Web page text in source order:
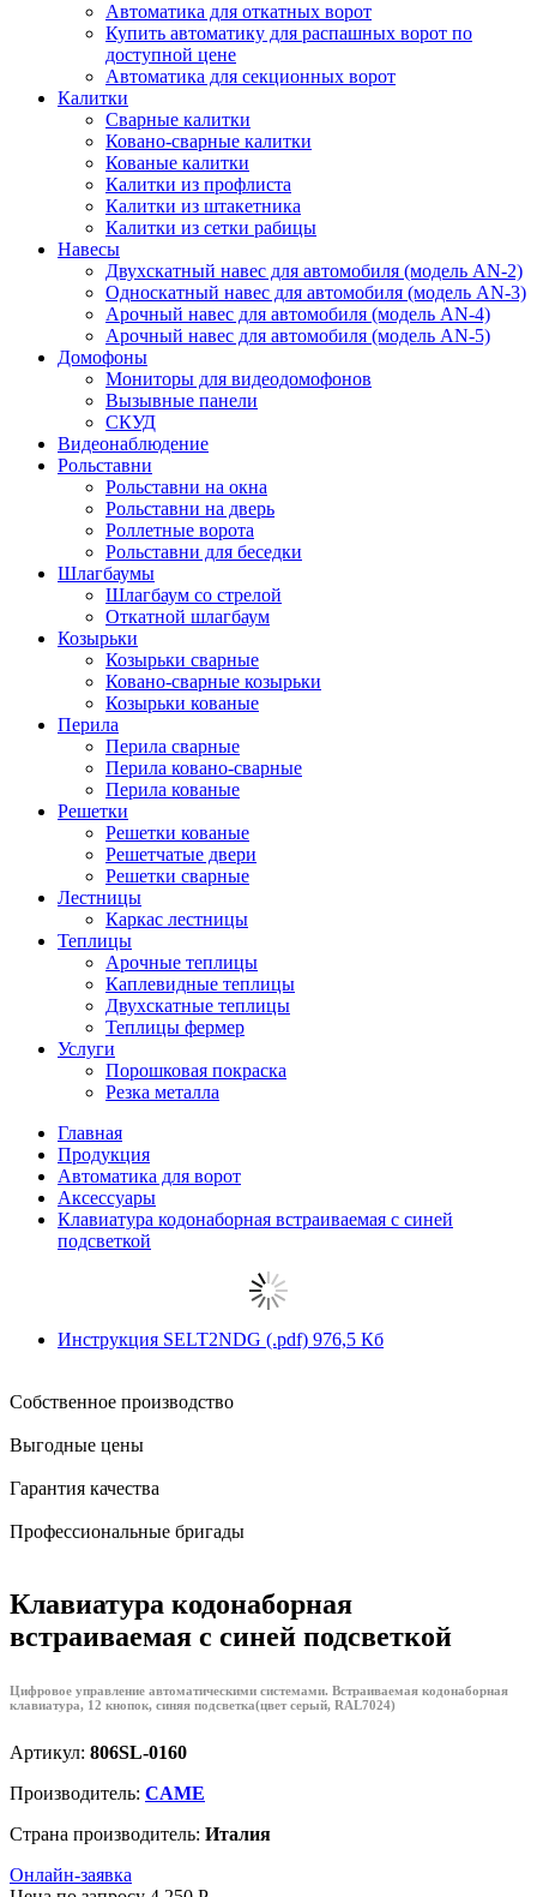
Автоматика для откатных ворот
Купить автоматику для распашных ворот по
доступной цене
Автоматика для секционных ворот
Калитки
Сварные калитки
Ковано-сварные калитки
Кованые калитки
Калитки из профлиста
Калитки из штакетника
Калитки из сетки рабицы
Навесы
Двухскатный навес для автомобиля (модель AN-2)
Односкатный навес для автомобиля (модель AN-3)
Арочный навес для автомобиля (модель AN-4)
Арочный навес для автомобиля (модель AN-5)
Домофоны
Мониторы для видеодомофонов
Вызывные панели
СКУД
Видеонаблюдение
Рольставни
Рольставни на окна
Рольставни на дверь
Роллетные ворота
Рольставни для беседки
Шлагбаумы
Шлагбаум со стрелой
Откатной шлагбаум
Козырьки
Козырьки сварные
Ковано-сварные козырьки
Козырьки кованые
Перила
Перила сварные
Перила ковано-сварные
Перила кованые
Решетки
Решетки кованые
Решетчатые двери
Решетки сварные
Лестницы
Каркас лестницы
Теплицы
Арочные теплицы
Каплевидные теплицы
Двухскатные теплицы
Теплицы фермер
Услуги
Порошковая покраска
Резка металла
Главная
Продукция
Автоматика для ворот
Аксессуары
Клавиатура кодонаборная встраиваемая с синей
подсветкой
Инструкция SELT2NDG (.pdf) 976,5 Кб
Собственное производство
Выгодные цены
Гарантия качества
Профессиональные бригады
Клавиатура кодонаборная
встраиваемая с синей подсветкой
Цифровое управление автоматическими системами. Встраиваемая кодонаборная
клавиатура, 12 кнопок, синяя подсветка(цвет серый, RAL7024)
Артикул: 806SL-0160
Производитель: CAME
Страна производитель: Италия
Онлайн-заявка